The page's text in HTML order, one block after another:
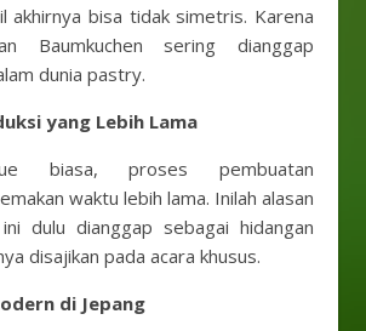
akhirnya bisa tidak simetris. Karena
Baumkuchen sering dianggap
dunia pastry.
yang Lebih Lama
biasa, proses pembuatan
waktu lebih lama. Inilah alasan
dulu dianggap sebagai hidangan
disajikan pada acara khusus.
di Jepang